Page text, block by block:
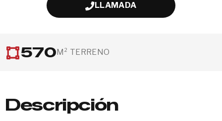
LLAMADA
570M² TERRENO
Descripción